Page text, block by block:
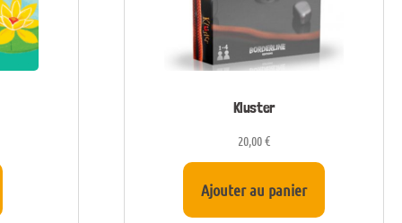
Kluster
20,00€
Ajouter au panier